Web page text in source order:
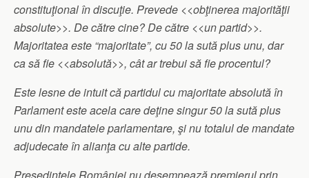
constituţional în discuţie. Prevede <<obţinerea majorităţii
absolute>>. De către cine? De către <<un partid>>.
Majoritatea este “majoritate”, cu 50 la sută plus unu, dar
ca să fie <<absolută>>, cât ar trebui să fie procentul?
Este lesne de intuit că partidul cu majoritate absolută în
Parlament este acela care deţine singur 50 la sută plus
unu din mandatele parlamentare, şi nu totalul de mandate
adjudecate în alianţa cu alte partide.